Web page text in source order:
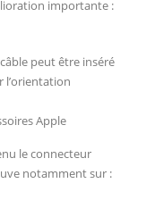
importante :
peut être inséré
l’orientation
Apple
le connecteur
notamment sur :